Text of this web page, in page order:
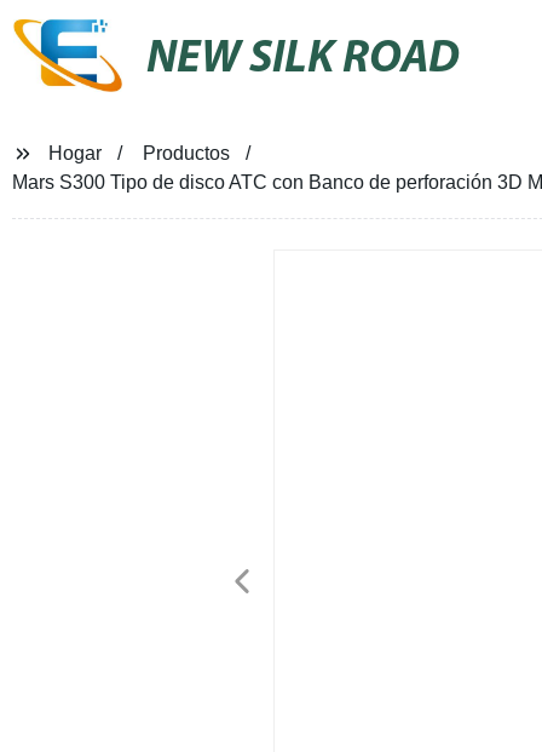
NEW SILK ROAD
Hogar
Productos
Mars S300 Tipo de disco ATC con Banco de perforación 3D